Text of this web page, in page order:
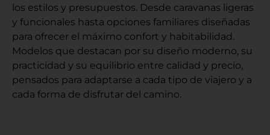
los estilos y presupuestos. Desde caravanas ligeras
y funcionales hasta opciones familiares diseñadas
para ofrecer el máximo confort y habitabilidad.
Modelos que destacan por su diseño moderno, su
practicidad y su equilibrio entre calidad y precio,
pensados para adaptarse a cada tipo de viajero y a
cada forma de disfrutar del camino.